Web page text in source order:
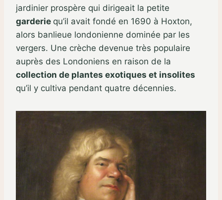
jardinier prospère qui dirigeait la petite
garderie qu’il avait fondé en 1690 à Hoxton,
alors banlieue londonienne dominée par les
vergers. Une crèche devenue très populaire
auprès des Londoniens en raison de la
collection de plantes exotiques et insolites
qu’il y cultiva pendant quatre décennies.